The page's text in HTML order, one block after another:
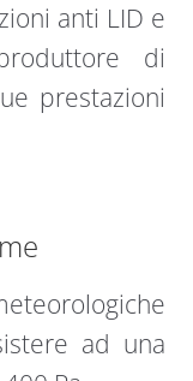
anti LID e
di
prestazioni
ad una